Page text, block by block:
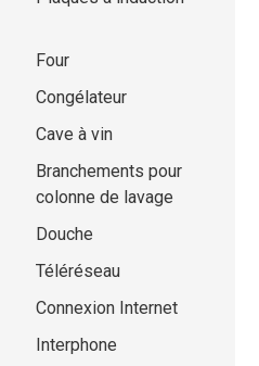
Four
Congélateur
Cave à vin
Branchements pour
colonne de lavage
Douche
Téléréseau
Connexion Internet
Interphone